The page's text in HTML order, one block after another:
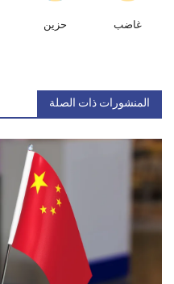
غاضب حزين
المنشورات ذات الصلة